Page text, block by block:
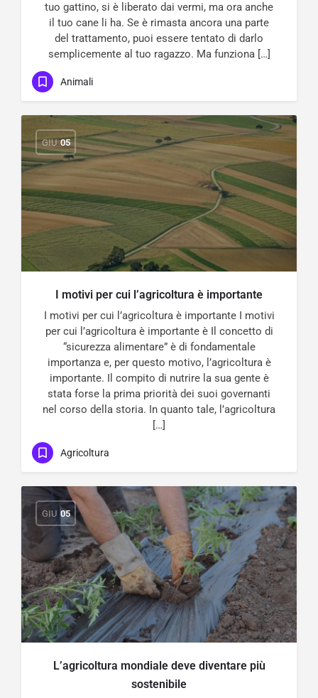
tuo gattino, si è liberato dai vermi, ma ora anche
il tuo cane li ha. Se è rimasta ancora una parte
del trattamento, puoi essere tentato di darlo
semplicemente al tuo ragazzo. Ma funziona […]
Animali
GIU 05
I motivi per cui l’agricoltura è importante
I motivi per cui l’agricoltura è importante I motivi
per cui l’agricoltura è importante è Il concetto di
“sicurezza alimentare” è di fondamentale
importanza e, per questo motivo, l’agricoltura è
importante. Il compito di nutrire la sua gente è
stata forse la prima priorità dei suoi governanti
nel corso della storia. In quanto tale, l’agricoltura
[…]
Agricoltura
GIU 05
L’agricoltura mondiale deve diventare più
sostenibile